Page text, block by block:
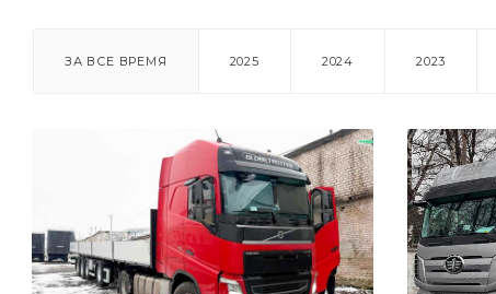
ЗА ВСЕ ВРЕМЯ 2025 2024 2023